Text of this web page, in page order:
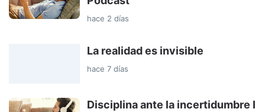
hace 2 días
La realidad es invisible
hace 7 días
Disciplina ante la incertidumbre I